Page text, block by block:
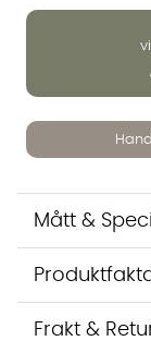
Mått &
Frakt &
sparas i upp
inte